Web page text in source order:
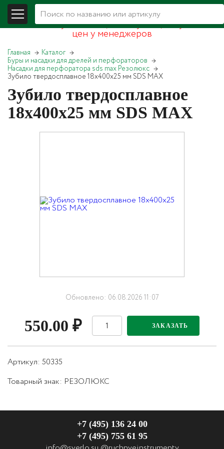
В связи со складывающейся экономической
обстановкой уточняйте, пожалуйста, актуальность
цен у менеджеров
Главная
Каталог
Буры и насадки для дрелей и перфораторов
Насадки для перфоратора sds max Резолюкс
Зубило твердосплавное 18х400х25 мм SDS MAX
Зубило твердосплавное
18х400х25 мм SDS MAX
Обновлено: 06.08.2026 11:07
550.00 ₽ ЗАКАЗАТЬ
Артикул: 50335
Товарный знак: РЕЗОЛЮКС
+7 (495) 136 24 00
+7 (495) 755 61 95